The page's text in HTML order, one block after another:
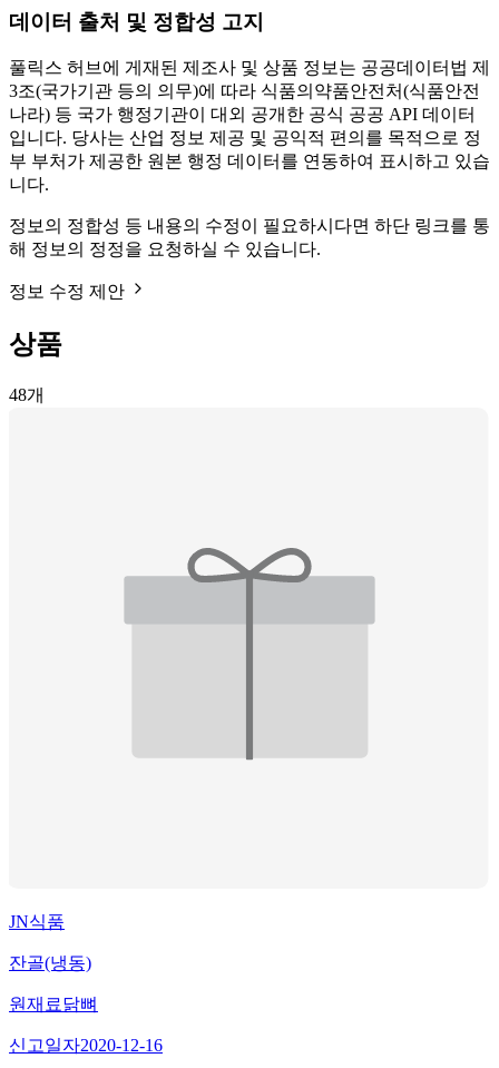
데이터 출처 및 정합성 고지
풀릭스 허브에 게재된 제조사 및 상품 정보는 공공데이터법 제
3조(국가기관 등의 의무)에 따라 식품의약품안전처(식품안전
나라) 등 국가 행정기관이 대외 공개한 공식 공공 API 데이터
입니다. 당사는 산업 정보 제공 및 공익적 편의를 목적으로 정
부 부처가 제공한 원본 행정 데이터를 연동하여 표시하고 있습
니다.
정보의 정합성 등 내용의 수정이 필요하시다면 하단 링크를 통
해 정보의 정정을 요청하실 수 있습니다.
정보 수정 제안
상품
48개
JN식품
잔골(냉동)
원재료닭뼈
신고일자2020-12-16